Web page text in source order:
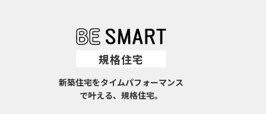
規格住宅
新築住宅をタイムパフォーマンス
で叶える、規格住宅。